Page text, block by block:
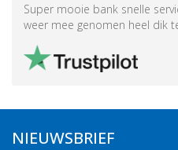
Super mooie bank snelle
weer mee genomen heel dik
NIEUWSBRIEF